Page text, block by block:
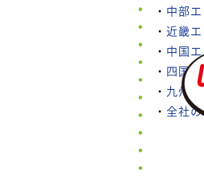
・ 中部
・ 近畿
・ 中国
・ 四国
・ 九州
・ 全社